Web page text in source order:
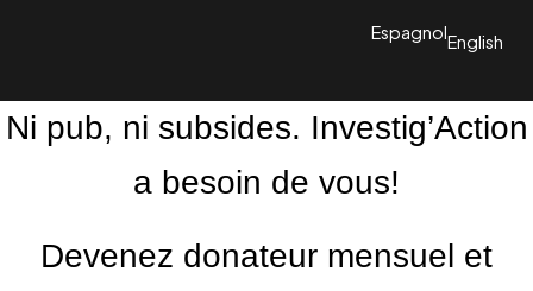
EspagnolEnglish
Ni pub, ni subsides. Investig’Action
a besoin de vous!
Devenez donateur mensuel et